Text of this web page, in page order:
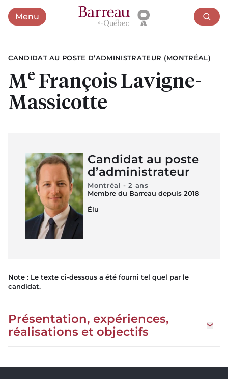
MenuOuvrir le menu
CANDIDAT AU POSTE D’ADMINISTRATEUR (MONTRÉAL)
Me François Lavigne-
Massicotte
Candidat au poste
d’administrateur
Montréal - 2 ans
Membre du Barreau depuis 2018
Élu
Note : Le texte ci-dessous a été fourni tel quel par le
candidat.
Présentation, expériences,
réalisations et objectifs